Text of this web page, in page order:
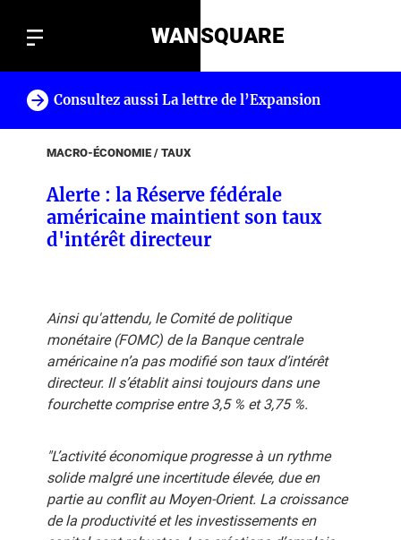
WANSQUARE
Consultez aussi La lettre de l’Expansion
MACRO-ÉCONOMIE / TAUX
Alerte : la Réserve fédérale
américaine maintient son taux
d'intérêt directeur
Ainsi qu'attendu, le Comité de politique
monétaire (FOMC) de la Banque centrale
américaine n’a pas modifié son taux d’intérêt
directeur. Il s’établit ainsi toujours dans une
fourchette comprise entre 3,5 % et 3,75 %.
"L’activité économique progresse à un rythme
solide malgré une incertitude élevée, due en
partie au conflit au Moyen-Orient. La croissance
de la productivité et les investissements en